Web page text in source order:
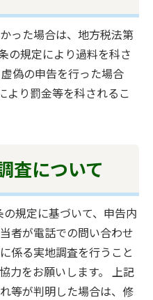
った場合は、地方税法第
の規定により過料を科さ
偽の申告を行った場合
より罰金等を科されるこ
査について
規定に基づいて、申告内
者が電話での問い合わせ
係る実地調査を行うこと
力をお願いします。 上記
等が判明した場合は、修